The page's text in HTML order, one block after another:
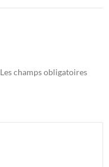
Les champs obligatoires